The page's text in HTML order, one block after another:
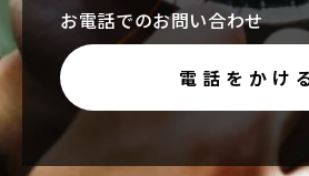
お電話でのお問い合わせ
電話をかけ